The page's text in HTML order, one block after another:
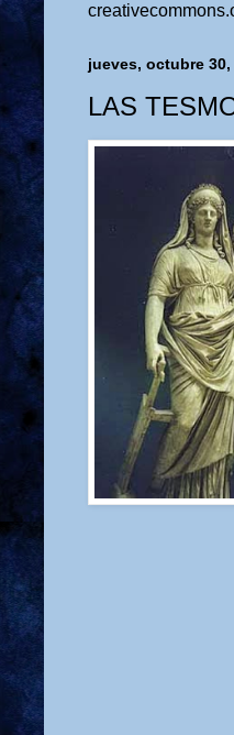
jueves, octubre 30,
LAS